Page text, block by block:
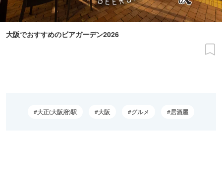
大阪でおすすめのビアガーデン2026
大正(大阪府)駅 大阪 グルメ 居酒屋